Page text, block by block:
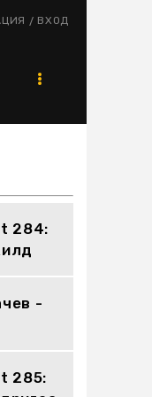
/ ВХОД
284:
-
285: